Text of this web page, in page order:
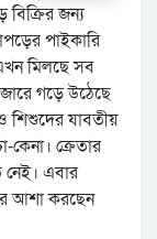
জন্য
পাইকারি
মিলছে সব
গড়ে উঠেছে
শিশুদের যাবতীয়
কেনা। ক্রেতার
এবার
আশা করছেন